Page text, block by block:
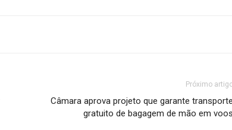
Próximo
Câmara aprova projeto que garante transporte
gratuito de bagagem de mão em voos